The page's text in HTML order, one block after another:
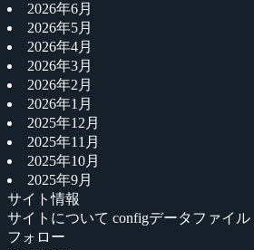
2026年6月
2026年5月
2026年4月
2026年3月
2026年2月
2026年1月
2025年12月
2025年11月
2025年10月
2025年9月
サイト情報
サイトについて configデータファイル
フォロー